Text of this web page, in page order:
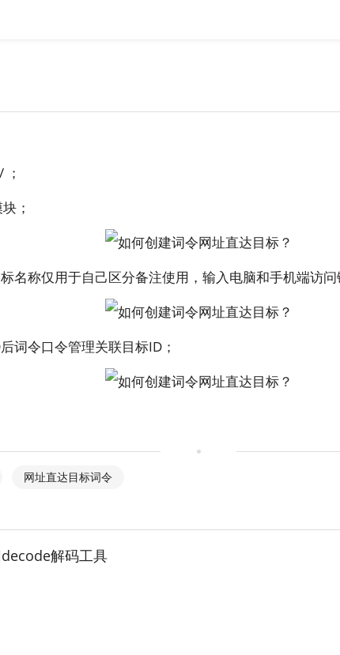
；
；
名称仅用于自己区分备注使用，输入电脑和手机端访问
词令口令管理关联目标ID；
网址直达目标词令
解码工具